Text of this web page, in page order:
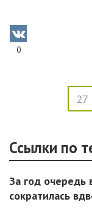
0
27
Ссылки по
За год очередь
сократилась